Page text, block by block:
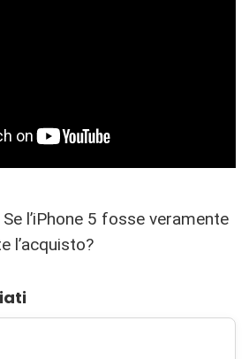
l’iPhone 5 fosse veramente
l’acquisto?